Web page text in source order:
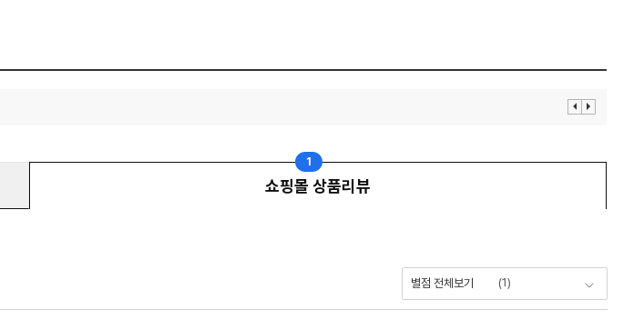
이 다
쇼핑몰 상품리뷰
1
별점 전체보기 (1)